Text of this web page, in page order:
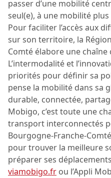
passer d’une mobilité
seul(e), à une mobilité
Pour faciliter l’accès aux
sur son territoire, la
Comté élabore une
L’intermodalité et
priorités pour définir sa
pense la mobilité dans sa
durable, connectée,
Mobigo, c’est toute une
transport interconnectés
Bourgogne-Franche-
pour trouver la meilleure
préparer ses
viamobigo.fr ou l’Appli